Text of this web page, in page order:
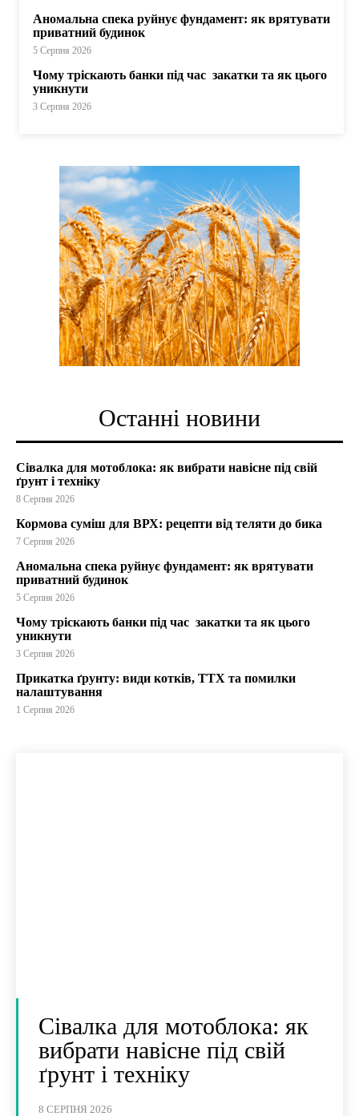
Аномальна спека руйнує фундамент: як врятувати
приватний будинок
5 Серпня 2026
Чому тріскають банки під час закатки та як цього
уникнути
3 Серпня 2026
Останні новини
Сівалка для мотоблока: як вибрати навісне під свій
ґрунт і техніку
8 Серпня 2026
Кормова суміш для ВРХ: рецепти від теляти до бика
7 Серпня 2026
Аномальна спека руйнує фундамент: як врятувати
приватний будинок
5 Серпня 2026
Чому тріскають банки під час закатки та як цього
уникнути
3 Серпня 2026
Прикатка ґрунту: види котків, ТТХ та помилки
налаштування
1 Серпня 2026
Сівалка для мотоблока: як
вибрати навісне під свій
ґрунт і техніку
8 СЕРПНЯ 2026